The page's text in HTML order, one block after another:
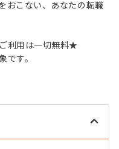
おこない、あなたの転職
利用は一切無料★
です。